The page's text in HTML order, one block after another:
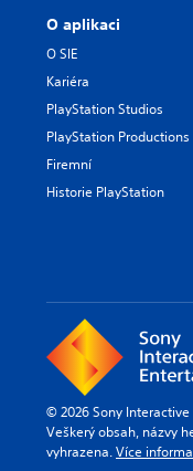
O aplikaci
O SIE
Kariéra
PlayStation Studios
PlayStation Productions
Firemní
Historie PlayStation
© 2026 Sony Interactive
Veškerý obsah, názvy
vyhrazena.Více